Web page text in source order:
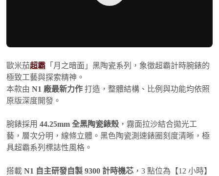
歐米茄超霸 「月之暗面」黑陶瓷系列，象徵超霸計時腕錶的
極致工藝與探索精神。
本款由N1 廠最新力作 打造，整體結構、比例與功能均依照
原版深度開發。
腕錶採用44.25mm 全黑陶瓷錶殼 ，霧面拉沙結合拋光工
藝，層次分明，線條立體。黑色陶瓷測速錶圈刻度清晰，極
具超霸系列標誌性風格。
搭載N1 自主研發自製 9300 計時機芯 ，3 點位為【12 小時】